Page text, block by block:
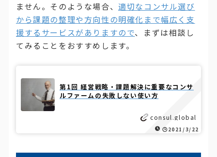
ません。そのような場合、適切なコンサル選び
から課題の整理や方向性の明確化まで幅広く支
援するサービスがありますので、まずは相談し
てみることをおすすめします。
consul.global
第1回 経営戦略・課題解決に重要なコンサ
ルファームの失敗しない使い方
🕒️2021/3/22